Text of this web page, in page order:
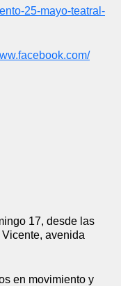
25-mayo-teatral-
17, desde las
avenida
en movimiento y